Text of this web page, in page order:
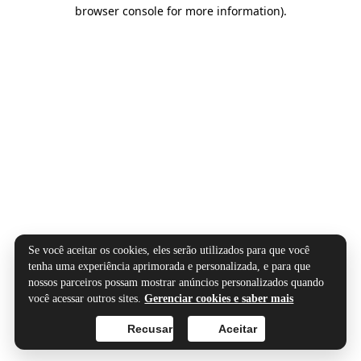
browser console for more information).
Se você aceitar os cookies, eles serão utilizados para que você
tenha uma experiência aprimorada e personalizada, e para que
nossos parceiros possam mostrar anúncios personalizados quando
você acessar outros sites.Gerenciar cookies e saber mais
Aceitar
Recusar